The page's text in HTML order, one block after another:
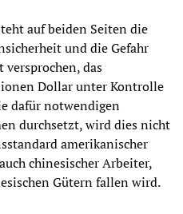
auf beiden Seiten die
und die Gefahr
versprochen, das
Dollar unter Kontrolle
dafür notwendigen
durchsetzt, wird dies nicht
amerikanischer
chinesischer Arbeiter,
Gütern fallen wird.